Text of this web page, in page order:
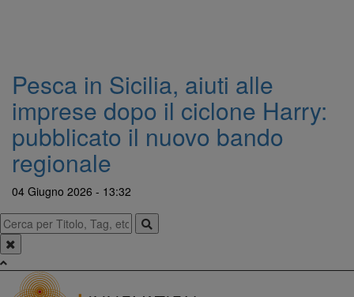
Pesca in Sicilia, aiuti alle
imprese dopo il ciclone Harry:
pubblicato il nuovo bando
regionale
04 Giugno 2026 - 13:32